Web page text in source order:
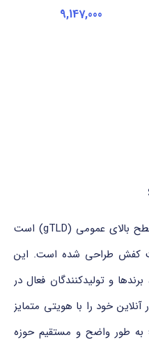
9,147,000
دامنه .shoes یکی از دامنه های سطح بالای عمومی (gTLD) است
کفش طراحی شده است. این
و تولیدکنندگان فعال در
خود را با هویتی متمایز
و مرتبط ایجاد کنند. دامنه .shoes به طور واضح و مستقیم حوزه